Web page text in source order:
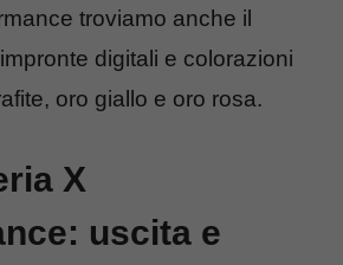
troviamo anche il
digitali e colorazioni
oro giallo e oro rosa.
X
uscita e